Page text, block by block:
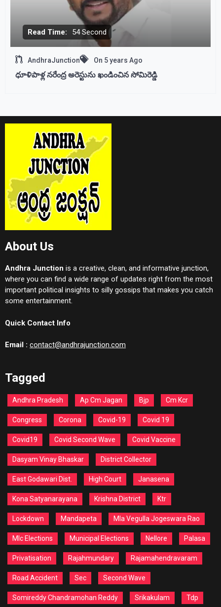
Read Time: 54 Second
AndhraJunction On 5 years Ago
ధూళిపాళ్ల నరేంద్ర అరెస్టును ఖండించిన సోమిరెడ్డి
About Us
Andhra Junction is a creative, clean, and informative junction,
where you can find a wide range of updates right from the most
important political insights to silly gossips that makes you catch
some entertainment.
Quick Contact Info
Email : contact@andhrajunction.com
Tagged
Andhra Pradesh Ap Cm Jagan Bjp Cm Kcr
Congress Corona Covid-19 Covid 19
Covid19 Covid Second Wave Covid Vaccine
Dasyam Vinay Bhaskar District Collector
East Godawari Dist. High Court Janasena
Kona Satyanarayana Krishna District Ktr
Lockdown Mandapeta Mla Vegulla Jogeswara Rao
Mlc Elections Municipal Elections Nellore Palasa
Privatisation Rajahmundary Rajamahendravaram
Road Accident Sec Second Wave
Somireddy Chandramohan Reddy Srikakulam Tdp